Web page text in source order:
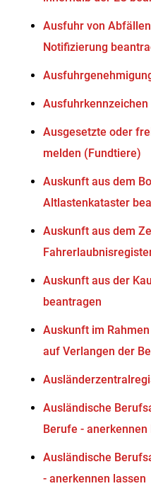
Ausfuhr von
Notifizierung
Ausfuhrkennzeichen
Ausgesetzte oder
melden (Fundtiere)
Auskunft aus dem
Altlastenkataster
Auskunft aus dem
Auskunft aus der
beantragen
Auskunft im
auf Verlangen der
Ausländische
Berufe - anerkennen
Ausländische
- anerkennen lassen